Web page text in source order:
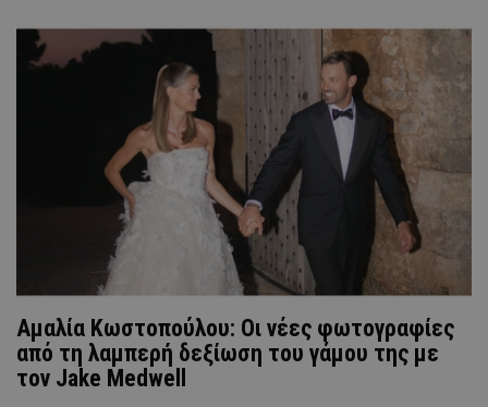
Αμαλία Κωστοπούλου: Οι νέες φωτογραφίες
από τη λαμπερή δεξίωση του γάμου της με
τον Jake Medwell